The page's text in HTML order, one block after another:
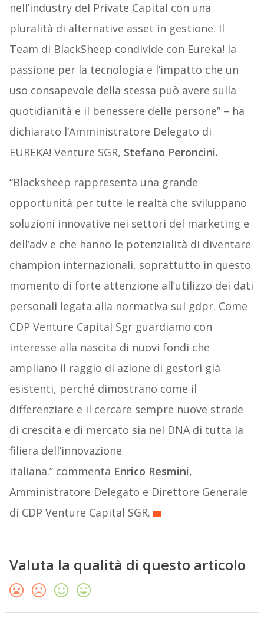
nell’industry del Private Capital con una
pluralità di alternative asset in gestione. Il
Team di BlackSheep condivide con Eureka! la
passione per la tecnologia e l’impatto che un
uso consapevole della stessa può avere sulla
quotidianità e il benessere delle persone” – ha
dichiarato l’Amministratore Delegato di
EUREKA! Venture SGR, Stefano Peroncini.
“Blacksheep rappresenta una grande
opportunità per tutte le realtà che sviluppano
soluzioni innovative nei settori del marketing e
dell’adv e che hanno le potenzialità di diventare
champion internazionali, soprattutto in questo
momento di forte attenzione all’utilizzo dei dati
personali legata alla normativa sul gdpr. Come
CDP Venture Capital Sgr guardiamo con
interesse alla nascita di nuovi fondi che
ampliano il raggio di azione di gestori già
esistenti, perché dimostrano come il
differenziare e il cercare sempre nuove strade
di crescita e di mercato sia nel DNA di tutta la
filiera dell’innovazione
italiana.” commenta Enrico Resmini,
Amministratore Delegato e Direttore Generale
di CDP Venture Capital SGR.
Valuta la qualità di questo articolo